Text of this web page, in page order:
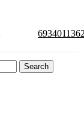
Search